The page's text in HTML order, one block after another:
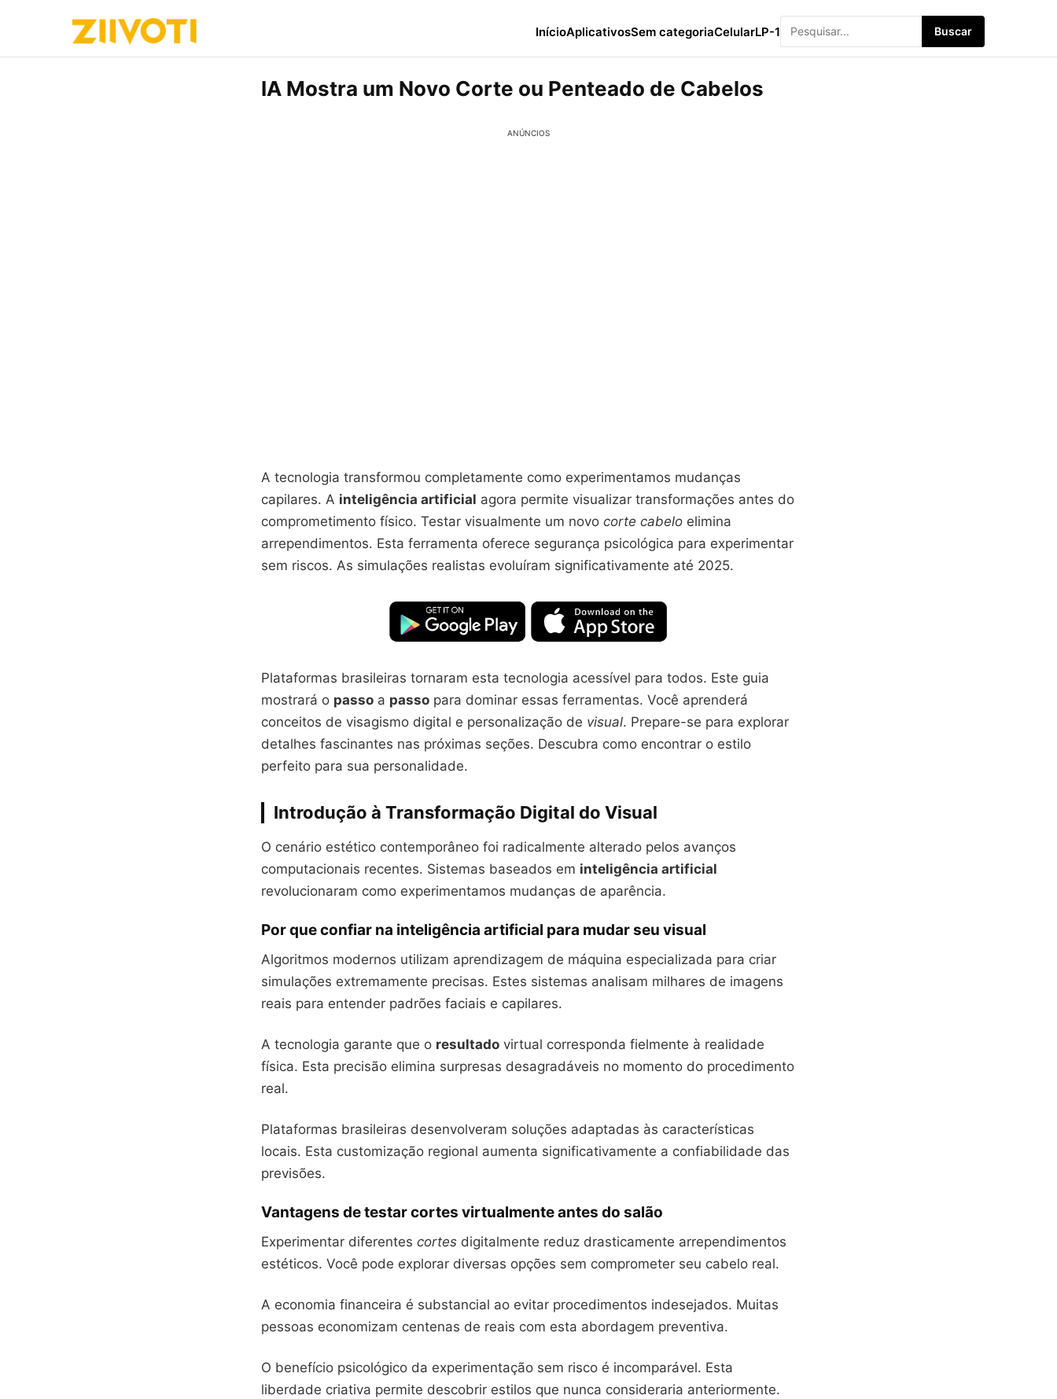
InícioAplicativosSem categoriaCelularLP-1 Buscar
IA Mostra um Novo Corte ou Penteado de Cabelos
ANÚNCIOS
A tecnologia transformou completamente como experimentamos mudanças
capilares. A inteligência artificial agora permite visualizar transformações antes do
comprometimento físico. Testar visualmente um novo corte cabelo elimina
arrependimentos. Esta ferramenta oferece segurança psicológica para experimentar
sem riscos. As simulações realistas evoluíram significativamente até 2025.
Plataformas brasileiras tornaram esta tecnologia acessível para todos. Este guia
mostrará o passo a passo para dominar essas ferramentas. Você aprenderá
conceitos de visagismo digital e personalização de visual. Prepare-se para explorar
detalhes fascinantes nas próximas seções. Descubra como encontrar o estilo
perfeito para sua personalidade.
Introdução à Transformação Digital do Visual
O cenário estético contemporâneo foi radicalmente alterado pelos avanços
computacionais recentes. Sistemas baseados em inteligência artificial
revolucionaram como experimentamos mudanças de aparência.
Por que confiar na inteligência artificial para mudar seu visual
Algoritmos modernos utilizam aprendizagem de máquina especializada para criar
simulações extremamente precisas. Estes sistemas analisam milhares de imagens
reais para entender padrões faciais e capilares.
A tecnologia garante que o resultado virtual corresponda fielmente à realidade
física. Esta precisão elimina surpresas desagradáveis no momento do procedimento
real.
Plataformas brasileiras desenvolveram soluções adaptadas às características
locais. Esta customização regional aumenta significativamente a confiabilidade das
previsões.
Vantagens de testar cortes virtualmente antes do salão
Experimentar diferentes cortes digitalmente reduz drasticamente arrependimentos
estéticos. Você pode explorar diversas opções sem comprometer seu cabelo real.
A economia financeira é substancial ao evitar procedimentos indesejados. Muitas
pessoas economizam centenas de reais com esta abordagem preventiva.
O benefício psicológico da experimentação sem risco é incomparável. Esta
liberdade criativa permite descobrir estilos que nunca consideraria anteriormente.